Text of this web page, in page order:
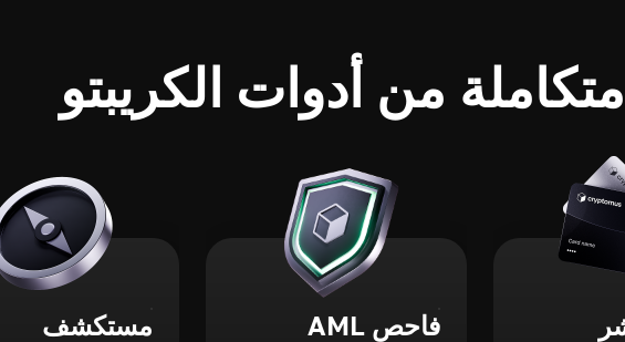
من أدوات الكريبتو
فاحص AML
مستكشف